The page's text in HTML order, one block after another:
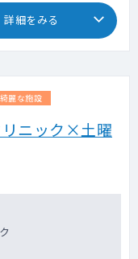
詳細をみる
綺麗な施設
リニック×土曜